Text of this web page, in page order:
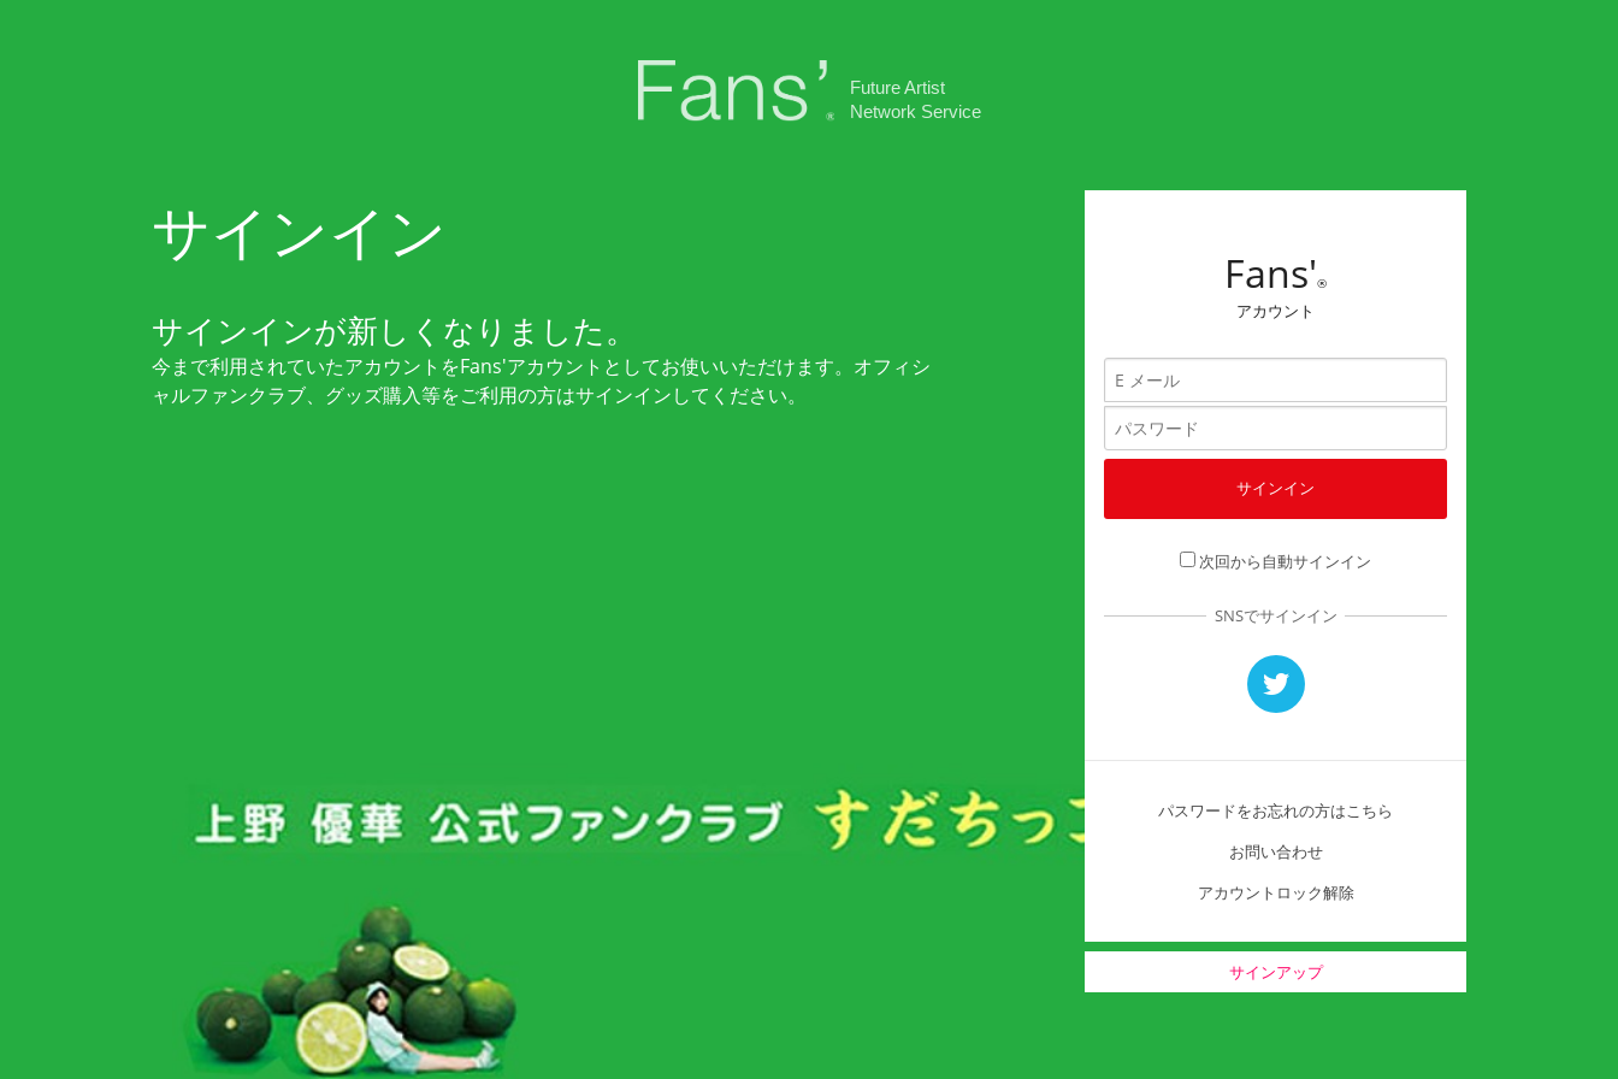
Future Artist
Network Service
サインイン
サインインが新しくなりました。
今まで利用されていたアカウントをFans'アカウントとしてお使いいただけます。オフィシ
ャルファンクラブ、グッズ購入等をご利用の方はサインインしてください。
Fans'®
アカウント
次回から自動サインイン
SNSでサインイン
パスワードをお忘れの方はこちら
お問い合わせ
アカウントロック解除
サインアップ